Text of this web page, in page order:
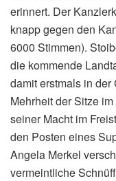
erinnert. Der
knapp gegen den
6000 Stimmen).
die kommende
damit erstmals in
Mehrheit der Sitze
seiner Macht im
den Posten eines
Angela Merkel
vermeintliche